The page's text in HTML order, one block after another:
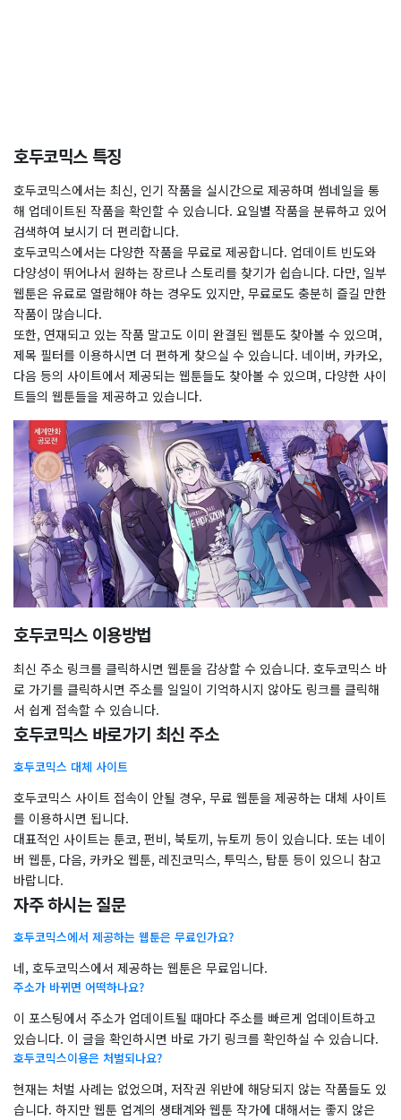
호두코믹스 특징
호두코믹스에서는 최신, 인기 작품을 실시간으로 제공하며 썸네일을 통
해 업데이트된 작품을 확인할 수 있습니다. 요일별 작품을 분류하고 있어
검색하여 보시기 더 편리합니다.
호두코믹스에서는 다양한 작품을 무료로 제공합니다. 업데이트 빈도와
다양성이 뛰어나서 원하는 장르나 스토리를 찾기가 쉽습니다. 다만, 일부
웹툰은 유료로 열람해야 하는 경우도 있지만, 무료로도 충분히 즐길 만한
작품이 많습니다.
또한, 연재되고 있는 작품 말고도 이미 완결된 웹툰도 찾아볼 수 있으며,
제목 필터를 이용하시면 더 편하게 찾으실 수 있습니다. 네이버, 카카오,
다음 등의 사이트에서 제공되는 웹툰들도 찾아볼 수 있으며, 다양한 사이
트들의 웹툰들을 제공하고 있습니다.
호두코믹스 이용방법
최신 주소 링크를 클릭하시면 웹툰을 감상할 수 있습니다. 호두코믹스 바
로 가기를 클릭하시면 주소를 일일이 기억하시지 않아도 링크를 클릭해
서 쉽게 접속할 수 있습니다.
호두코믹스 바로가기 최신 주소
호두코믹스 대체 사이트
호두코믹스 사이트 접속이 안될 경우, 무료 웹툰을 제공하는 대체 사이트
를 이용하시면 됩니다.
대표적인 사이트는 툰코, 펀비, 북토끼, 뉴토끼 등이 있습니다. 또는 네이
버 웹툰, 다음, 카카오 웹툰, 레진코믹스, 투믹스, 탑툰 등이 있으니 참고
바랍니다.
자주 하시는 질문
호두코믹스에서 제공하는 웹툰은 무료인가요?
네, 호두코믹스에서 제공하는 웹툰은 무료입니다.
주소가 바뀌면 어떡하나요?
이 포스팅에서 주소가 업데이트될 때마다 주소를 빠르게 업데이트하고
있습니다. 이 글을 확인하시면 바로 가기 링크를 확인하실 수 있습니다.
호두코믹스이용은 처벌되나요?
현재는 처벌 사례는 없었으며, 저작권 위반에 해당되지 않는 작품들도 있
습니다. 하지만 웹툰 업계의 생태계와 웹툰 작가에 대해서는 좋지 않은